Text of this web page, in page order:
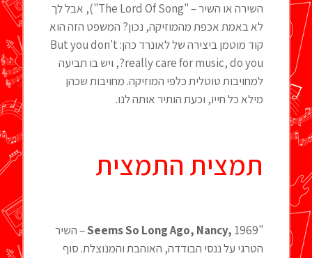
השירה או השיר – "The Lord Of Song"), אבל לך
לא באמת אכפת מהמוזיקה, נכון? המשפט הזה הוא
קוד מוטמן ביצירה של לאונרד כהן: But you don't
really care for music, do you?, ויש בו תביעה
למחויבות טוטלית כלפי המוזיקה. מחויבות שכהן
מילא כל חייו, וכעת הותיר אותה לנו.
תמצית התמצית
"
Seems So Long Ago, Nancy,
1969 – השיר
הטרגי על ננסי הבודדה, האוהבת והמנוצלת. סוף